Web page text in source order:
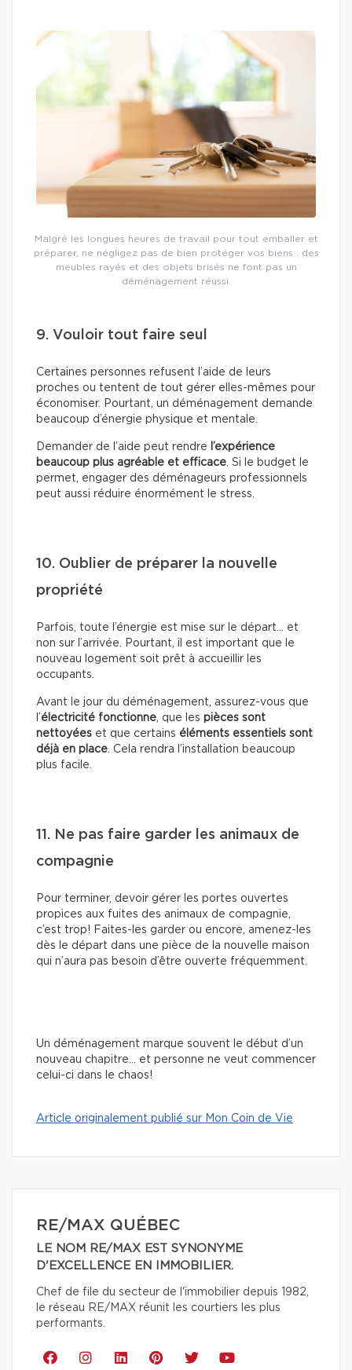
Malgré les longues heures de travail pour tout emballer et
préparer, ne négligez pas de bien protéger vos biens : des
meubles rayés et des objets brisés ne font pas un
déménagement réussi.
9. Vouloir tout faire seul
Certaines personnes refusent l’aide de leurs
proches ou tentent de tout gérer elles-mêmes pour
économiser. Pourtant, un déménagement demande
beaucoup d’énergie physique et mentale.
Demander de l’aide peut rendre l’expérience
beaucoup plus agréable et efficace. Si le budget le
permet, engager des déménageurs professionnels
peut aussi réduire énormément le stress.
10. Oublier de préparer la nouvelle
propriété
Parfois, toute l’énergie est mise sur le départ… et
non sur l’arrivée. Pourtant, il est important que le
nouveau logement soit prêt à accueillir les
occupants.
Avant le jour du déménagement, assurez-vous que
l’électricité fonctionne, que les pièces sont
nettoyées et que certains éléments essentiels sont
déjà en place. Cela rendra l’installation beaucoup
plus facile.
11. Ne pas faire garder les animaux de
compagnie
Pour terminer, devoir gérer les portes ouvertes
propices aux fuites des animaux de compagnie,
c’est trop! Faites-les garder ou encore, amenez-les
dès le départ dans une pièce de la nouvelle maison
qui n’aura pas besoin d’être ouverte fréquemment.
Un déménagement marque souvent le début d’un
nouveau chapitre… et personne ne veut commencer
celui-ci dans le chaos!
Article originalement publié sur Mon Coin de Vie
RE/MAX QUÉBEC
LE NOM RE/MAX EST SYNONYME
D'EXCELLENCE EN IMMOBILIER.
Chef de file du secteur de l'immobilier depuis 1982,
le réseau RE/MAX réunit les courtiers les plus
performants.